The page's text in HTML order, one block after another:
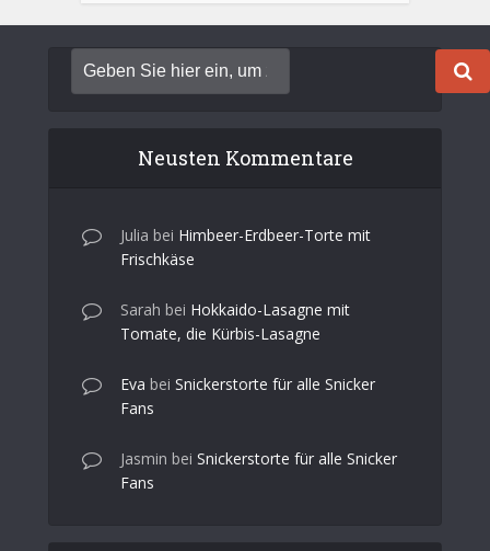
Neusten Kommentare
Julia bei Himbeer-Erdbeer-Torte mit
Frischkäse
Sarah bei Hokkaido-Lasagne mit
Tomate, die Kürbis-Lasagne
Eva bei Snickerstorte für alle Snicker
Fans
Jasmin bei Snickerstorte für alle Snicker
Fans